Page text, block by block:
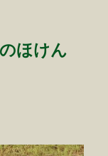
ほけん